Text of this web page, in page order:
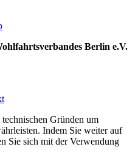
Berlin e.V.
Gründen um
Indem Sie weiter auf
Sie sich mit der Verwendung